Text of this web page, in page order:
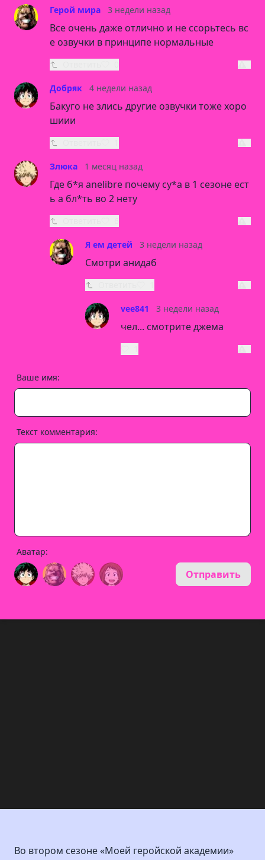
Герой мира 3 недели назад
Все очень даже отлично и не ссорьтесь вс
е озвучки в принципе нормальные
Добряк 4 недели назад
Бакуго не злись другие озвучки тоже хоро
шиии
Злюка 1 месяц назад
Где б*я anelibre почему су*а в 1 сезоне ест
ь а бл*ть во 2 нету
Я ем детей 3 недели назад
Смотри анидаб
vee841 3 недели назад
чел... смотрите джема
Ваше имя:
Текст комментария:
Аватар:
Отправить
Во втором сезоне «Моей геройской академии»